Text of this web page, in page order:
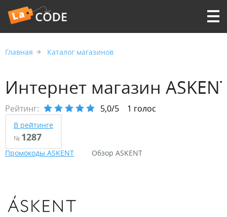
Главная Каталог магазинов
Интернет магазин
Рейтинг: 5,0/5 1 голос
В рейтинге
№ 1287
Промокоды ASKENT Обзор ASKENT